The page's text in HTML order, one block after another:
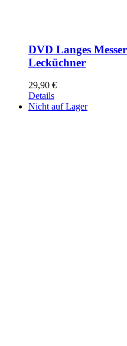
DVD Langes
Lecküchner
29,90 €
Details
Nicht auf Lager